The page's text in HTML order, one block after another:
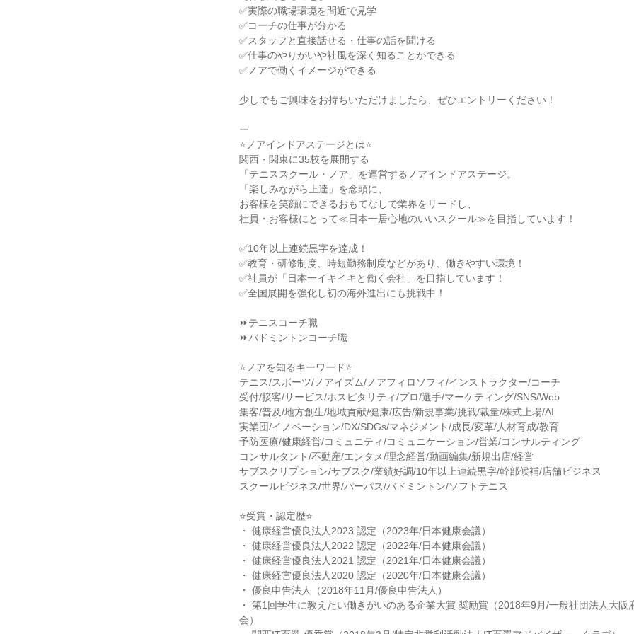
✅実際の職場環境を間近で見学
✅コーチの仕事が分かる
✅スタッフと直接話せる・仕事の話を聞ける
✅仕事のやりがいや社風を深く知ることができる
✅ノアで働くイメージができる
少しでもご興味をお持ちいただけましたら、ぜひエントリーください！
ー
⭐ノアインドアステージとは⭐
関西・関東に35校を展開する
「テニススクール・ノア」を運営するノアインドアステージ。
「楽しみながら上達」を念頭に、
お客様を笑顔にできるおもてなしで業界をリードし、
社員・お客様にとって≪日本一居心地のいいスクール≫を目指しています！
✅10年以上連続黒字を達成！
✅教育・研修制度、時短勤務制度などがあり、働きやすい環境！
✅社員が「日本一イキイキと働く会社」を目指しています！
✅全国展開を強化し初の海外進出にも挑戦中！
⏩テニスコーチ職
⏩バドミントンコーチ職
⭐ノアを知るキーワード⭐
テニス/スポーツ/ノアイズム/ノアフィロソフィ/インストラクター/コーチ
受付/接客/サービス/ホスピタリティ/プロ/選手/マーケティング/SNS/Web
集客/普及/地方創生/地域貢献/健康/広告/新規事業/挑戦/裁量/株式上場/AI
実業団/イノベーション/DX/SDGs/マネジメント/成長/変革/人材育成/教育
予防医療/健康経営/コミュニティ/コミュニケーション/営業/コンサルティング
コンサルタント/不動産/エンタメ/理念経営/動画編集/新規出店/経営
サブスクリプション/サブスク/業績好調/10年以上連続黒字/幹部候補/店舗ビジネス
スクールビジネス/世界/パーパス/バドミントン/ソフトテニス
⭐受賞・認定歴⭐
・ 健康経営優良法人2023 認定（2023年/日本健康会議）
・ 健康経営優良法人2022 認定（2022年/日本健康会議）
・ 健康経営優良法人2021 認定（2021年/日本健康会議）
・ 健康経営優良法人2020 認定（2020年/日本健康会議）
・ 優良申告法人（2018年11月/優良申告法人）
・ 第1回学生に教えたい働きがいのある企業大賞 奨励賞（2018年9月/一般社団法人大阪
会）